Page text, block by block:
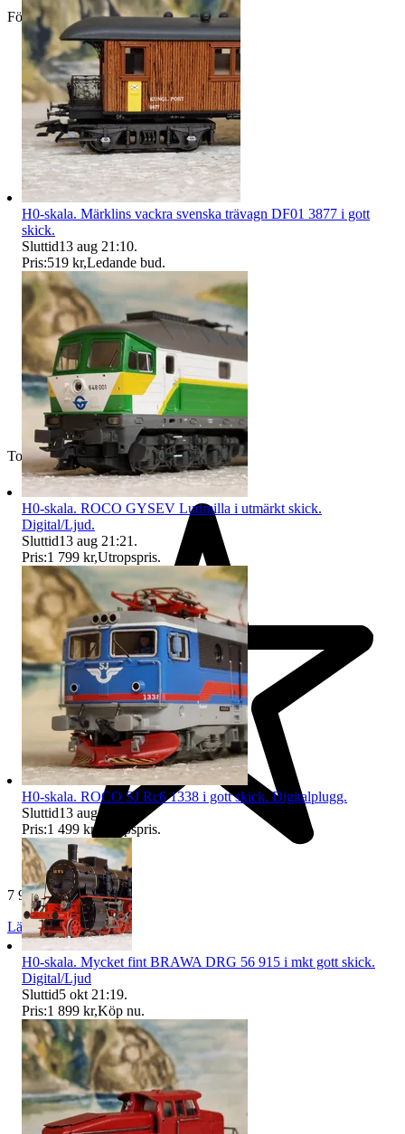
Företag
Toppsäljare
7 968 omdömen
Läs omdömen Följ
H0-skala. Märklins vackra svenska trävagn DF01 3877 i gott
skick.
Sluttid13 aug 21:10.
Pris:519 kr,Ledande bud.
H0-skala. ROCO GYSEV Ludmilla i utmärkt skick.
Digital/Ljud.
Sluttid13 aug 21:21 .
Pris:1 799 kr,Utropspris.
H0-skala. ROCO SJ Rc6 1338 i gott skick. Digitalplugg.
Sluttid13 aug 21:20
Pris:1 499 kr, Utropspris.
H0-skala. Mycket fint BRAWA DRG 56 915 i mkt gott skick.
Digital/Ljud
Sluttid5 okt 21:19.
Pris:1 899 kr,Köp nu.